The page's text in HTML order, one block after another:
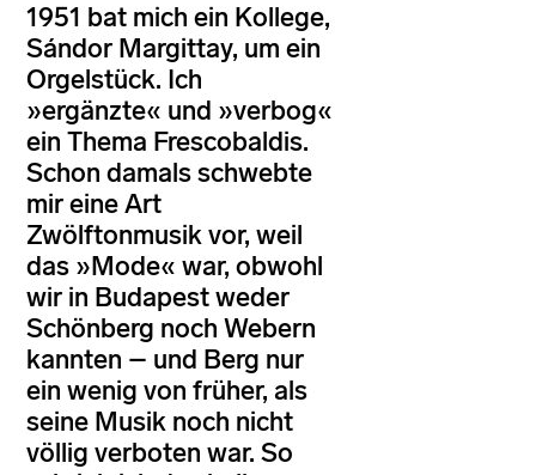
1951 bat mich ein Kollege,
Sándor Margittay, um ein
Orgelstück. Ich
»ergänzte« und »verbog«
ein Thema Frescobaldis.
Schon damals schwebte
mir eine Art
Zwölftonmusik vor, weil
das »Mode« war, obwohl
wir in Budapest weder
Schönberg noch Webern
kannten – und Berg nur
ein wenig von früher, als
seine Musik noch nicht
völlig verboten war. So